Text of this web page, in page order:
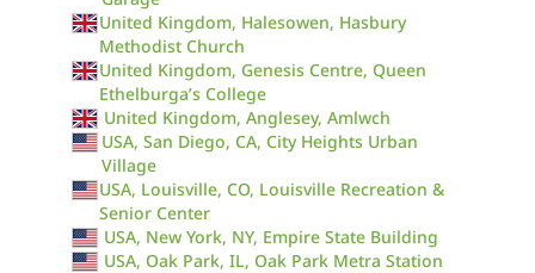
United Kingdom, Halesowen, Hasbury
Methodist Church
United Kingdom, Genesis Centre, Queen
Ethelburga’s College
United Kingdom, Anglesey, Amlwch
USA, San Diego, CA, City Heights Urban
Village
USA, Louisville, CO, Louisville Recreation &
Senior Center
USA, New York, NY, Empire State Building
USA, Oak Park, IL, Oak Park Metra Station